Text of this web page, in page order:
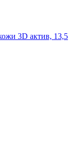
3D актив, 13,5